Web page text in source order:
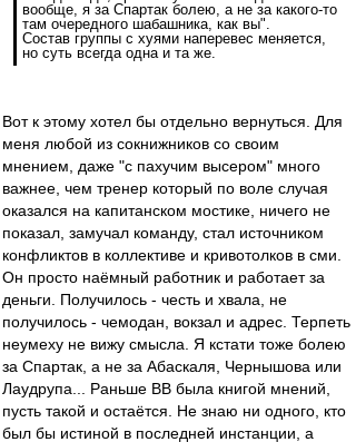
вообще, я за Спартак болею, а не за какого-то
там очередного шабашника, как вы".
Состав группы с хуями наперевес меняется,
но суть всегда одна и та же.
Вот к этому хотел бы отдельно вернуться. Для
меня любой из сокнижников со своим
мнением, даже "с пахучим высером" много
важнее, чем тренер который по воле случая
оказался на капитанском мостике, ничего не
показал, замучал команду, стал источником
конфликтов в коллективе и кривотолков в сми.
Он просто наёмный работник и работает за
деньги. Получилось - честь и хвала, не
получилось - чемодан, вокзал и адрес. Терпеть
неумеху не вижу смысла. Я кстати тоже болею
за Спартак, а не за Абаскаля, Чернышова или
Лаудрупа... Раньше ВВ была книгой мнений,
пусть такой и остаётся. Не знаю ни одного, кто
был бы истиной в последней инстанции, а